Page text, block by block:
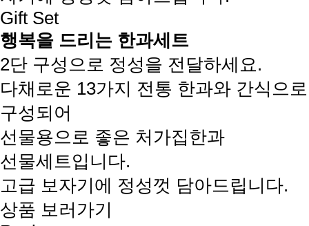
Gift Set
행복을 드리는 한과세트
2단 구성으로 정성을 전달하세요.
다채로운 13가지 전통 한과와 간식으로
구성되어
선물용으로 좋은 처가집한과
선물세트입니다.
고급 보자기에 정성껏 담아드립니다.
상품 보러가기